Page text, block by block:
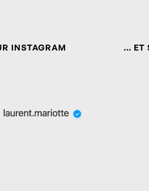
INSTAGRAM … ET